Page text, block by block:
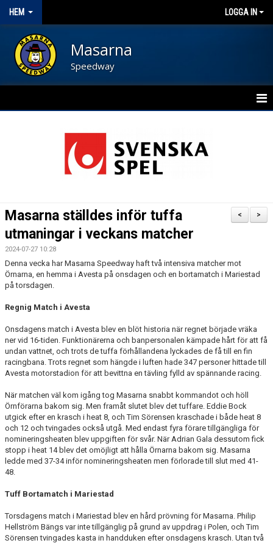
HEM LOGGA IN
Masarna
Speedway
OM FÖRENINGEN
KONTAKT
BILDGALLERI
DOKUMENT
>
<
Masarna ställdes inför tuffa
utmaningar i veckans matcher
2024-07-27 10:28
Denna vecka har Masarna Speedway haft två intensiva matcher mot
Örnarna, en hemma i Avesta på onsdagen och en bortamatch i Mariestad
på torsdagen.
Regnig Match i Avesta
Onsdagens match i Avesta blev en blöt historia när regnet började vräka
ner vid 16-tiden. Funktionärerna och banpersonalen kämpade hårt för att få
undan vattnet, och trots de tuffa förhållandena lyckades de få till en fin
racingbana. Trots regnet som hängde i luften hade 347 personer hittade till
Avesta motorstadion för att bevittna en tävling fylld av spännande racing.
När matchen väl kom igång tog Masarna snabbt kommandot och höll
Örnförarna bakom sig. Men framåt slutet blev det tuffare. Eddie Bock
utgick efter en krasch i heat 8, och Tim Sörensen kraschade i både heat 8
och 12 och tvingades också utgå. Med endast fyra förare tillgängliga för
nomineringsheaten blev uppgiften för svår. När Adrian Gala dessutom fick
stopp i heat 14 blev det omöjligt att hålla Örnarna bakom sig. Masarna
ledde med 37-34 inför nomineringsheaten men förlorade till slut med 41-
48.
Tuff Bortamatch i Mariestad
Torsdagens match i Mariestad blev en hård prövning för Masarna. Philip
Hellström Bängs var inte tillgänglig på grund av uppdrag i Polen, och Tim
Sörensen tvingades kasta in handduken efter onsdagens krasch. Utan två